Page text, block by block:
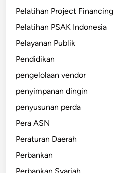
Pelatihan Project Financing
Pelatihan PSAK Indonesia
Pelayanan Publik
Pendidikan
pengelolaan vendor
penyimpanan dingin
penyusunan perda
Pera ASN
Peraturan Daerah
Perbankan